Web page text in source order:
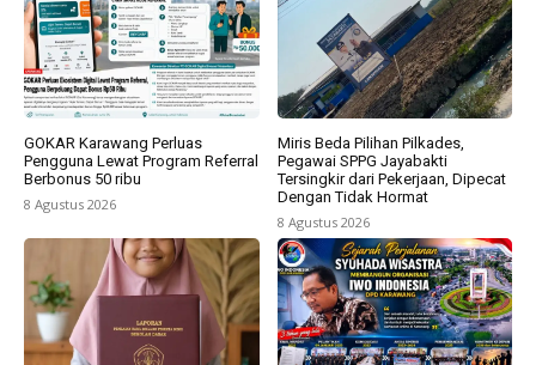
GOKAR Karawang Perluas
Pengguna Lewat Program Referral
Berbonus 50 ribu
8 Agustus 2026
Miris Beda Pilihan Pilkades,
Pegawai SPPG Jayabakti
Tersingkir dari Pekerjaan, Dipecat
Dengan Tidak Hormat
8 Agustus 2026